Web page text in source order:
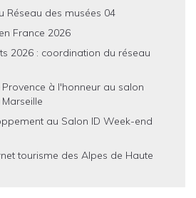
Réseau des musées 04
France 2026
2026 : coordination du réseau
à l'honneur au salon
au Salon ID Week-end
tourisme des Alpes de Haute